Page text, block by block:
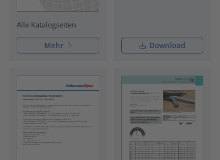
Alle Katalogseiten
Mehr Download